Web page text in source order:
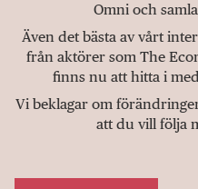
Omni och
Även det bästa av vårt
från aktörer som The
finns nu att hitta i
Vi beklagar om
att du vill följa